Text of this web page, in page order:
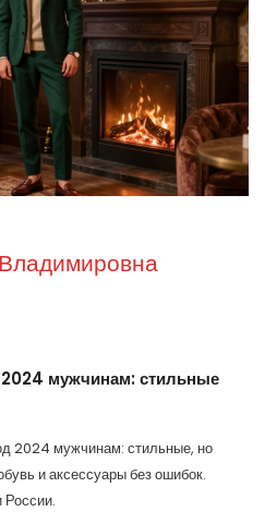
мужчинам: стильные
2024 мужчинам: стильные, но
и аксессуары без ошибок.